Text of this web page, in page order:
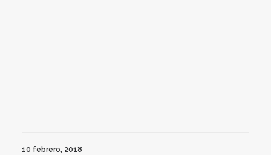
10 febrero, 2018